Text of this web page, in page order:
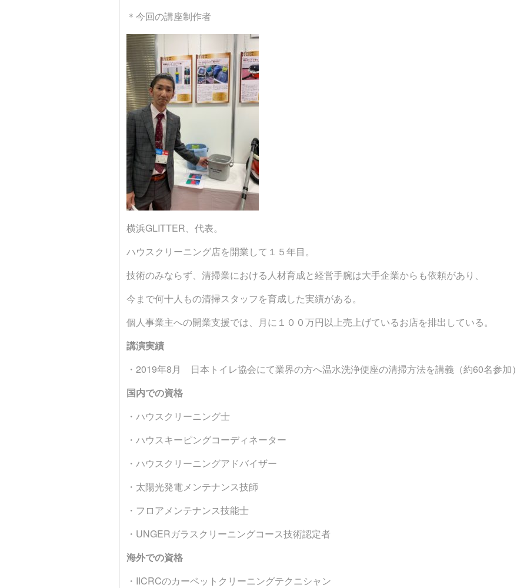
＊今回の講座制作者
横浜GLITTER、 代表。
ハウスクリーニング店を開業して１５年目。
技術のみならず、清掃業における人材育成と経営手腕は大手企業からも依頼があり、
今まで何十人もの清掃スタッフを育成した実績がある。
個人事業主への開業支援では、月に１００万円以上売上げているお店を排出している。
講演実績
・2019年8月 日本トイレ協会にて業界の方へ温水洗浄便座の清掃方法を講義（約60名参加）
国内での資格
・ハウスクリーニング士
・ハウスキーピングコーディネーター
・ハウスクリーニングアドバイザー
・太陽光発電メンテナンス技師
・フロアメンテナンス技能士
・UNGERガラスクリーニングコース技術認定者
海外での資格
・IICRCのカーペットクリーニングテクニシャン